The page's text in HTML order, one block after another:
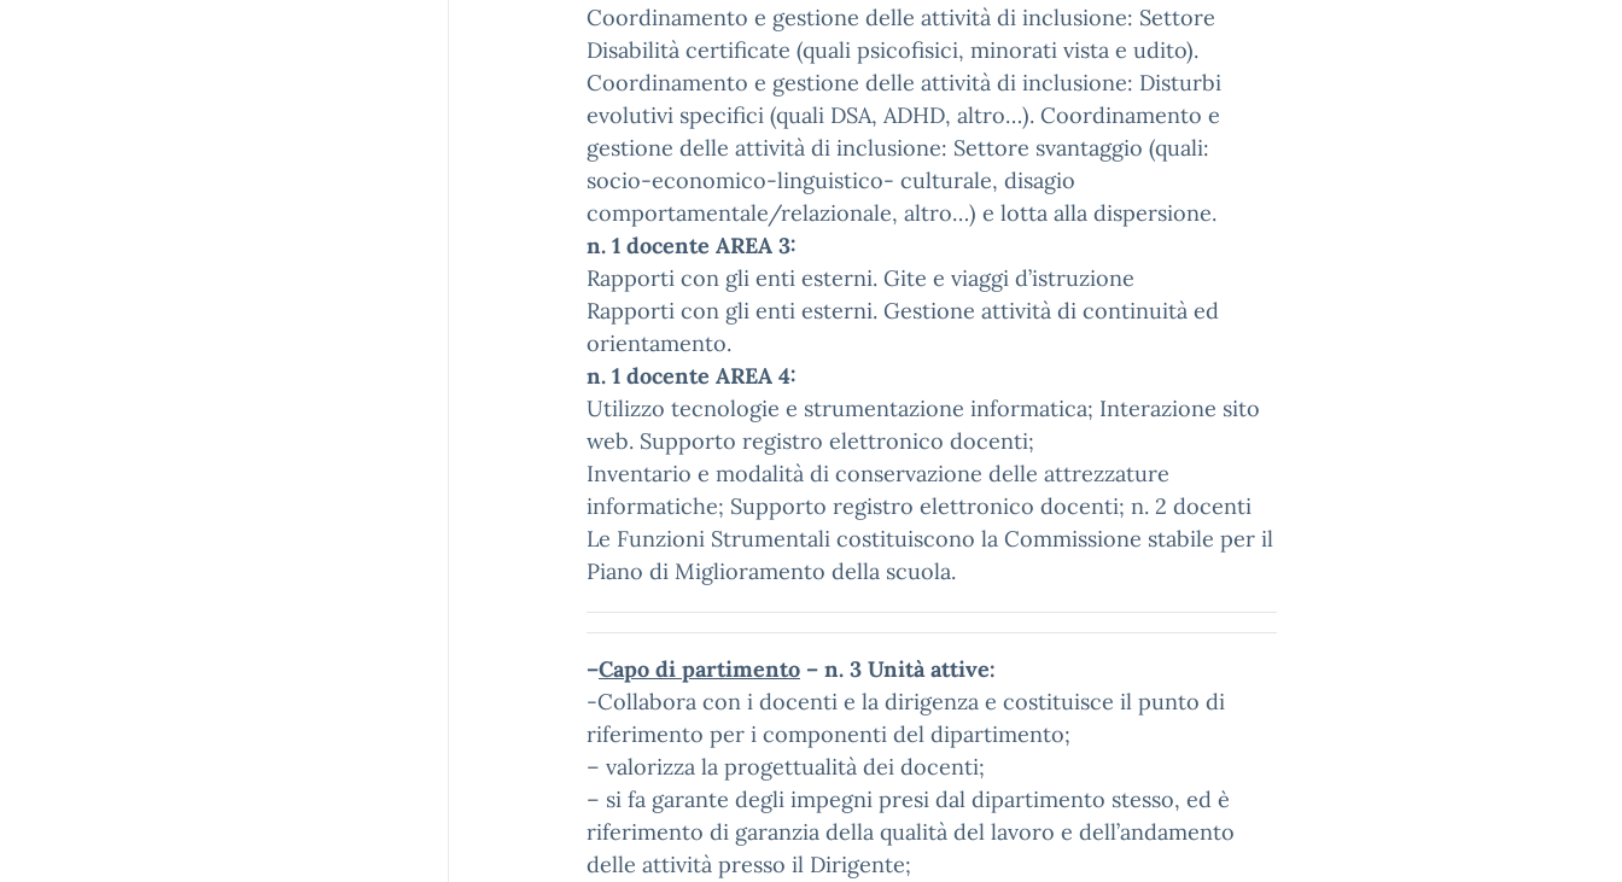
Coordinamento e gestione delle attività di inclusione: Settore
Disabilità certificate (quali psicofisici, minorati vista e udito).
Coordinamento e gestione delle attività di inclusione: Disturbi
evolutivi specifici (quali DSA, ADHD, altro…). Coordinamento e
gestione delle attività di inclusione: Settore svantaggio (quali:
socio-economico-linguistico- culturale, disagio
comportamentale/relazionale, altro…) e lotta alla dispersione.
n. 1 docente AREA 3:
Rapporti con gli enti esterni. Gite e viaggi d’istruzione
Rapporti con gli enti esterni. Gestione attività di continuità ed
orientamento.
n. 1 docente AREA 4:
Utilizzo tecnologie e strumentazione informatica; Interazione sito
web. Supporto registro elettronico docenti;
Inventario e modalità di conservazione delle attrezzature
informatiche; Supporto registro elettronico docenti; n. 2 docenti
Le Funzioni Strumentali costituiscono la Commissione stabile per il
Piano di Miglioramento della scuola.
–Capo di partimento – n. 3 Unità attive:
-Collabora con i docenti e la dirigenza e costituisce il punto di
riferimento per i componenti del dipartimento;
– valorizza la progettualità dei docenti;
– si fa garante degli impegni presi dal dipartimento stesso, ed è
riferimento di garanzia della qualità del lavoro e dell’andamento
delle attività presso il Dirigente;